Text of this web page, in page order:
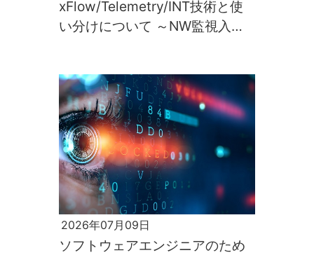
xFlow/Telemetry/INT技術と使
い分けについて ～NW監視入門
2026年07月09日
ソフトウェアエンジニアのため